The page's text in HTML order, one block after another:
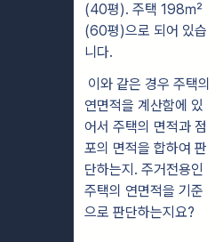
(40평). 주택 198㎡
(60평)으로 되어 있습
니다.
이와 같은 경우 주택의
연면적을 계산함에 있
어서 주택의 면적과 점
포의 면적을 합하여 판
단하는지. 주거전용인
주택의 연면적을 기준
으로 판단하는지요?